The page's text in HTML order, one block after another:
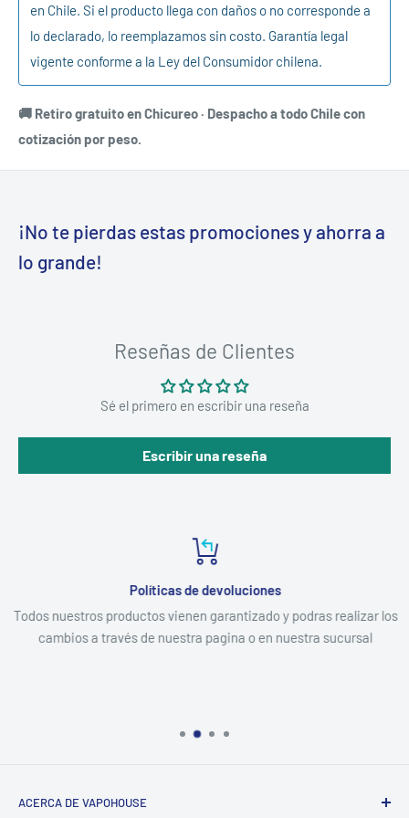
en Chile. Si el producto llega con daños o no corresponde a
lo declarado, lo reemplazamos sin costo. Garantía legal
vigente conforme a la Ley del Consumidor chilena.
🚚 Retiro gratuito en Chicureo · Despacho a todo Chile con
cotización por peso.
¡No te pierdas estas promociones y ahorra a
lo grande!
Reseñas de Clientes
Sé el primero en escribir una reseña
Escribir una reseña
Políticas de devoluciones
Todos nuestros productos vienen garantizado y podras realizar los
cambios a través de nuestra pagina o en nuestra sucursal
ACERCA DE VAPOHOUSE